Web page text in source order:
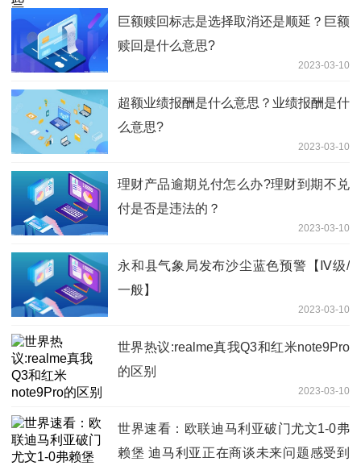
巨额赎回标志是选择取消还是顺延？巨额
赎回是什么意思?
2023-03-10
超额业绩报酬是什么意思？业绩报酬是什
么意思?
2023-03-10
理财产品逾期兑付怎么办?理财到期不兑
付是否是违法的？
2023-03-10
永和县气象局发布沙尘蓝色预警【Ⅳ级/
一般】
2023-03-10
世界热议:realme真我Q3和红米note9Pro
的区别
2023-03-10
世界速看：欧联迪马利亚破门尤文1-0弗
赖堡 迪马利亚正在商谈未来问题感受到